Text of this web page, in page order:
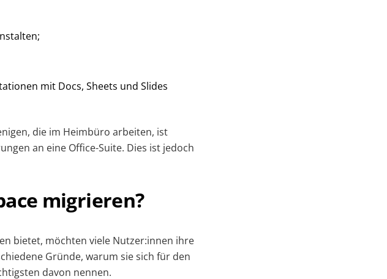
mit Docs, Sheets und Slides
die im Heimbüro arbeiten, ist
an eine Office-Suite. Dies ist jedoch
migrieren?
bietet, möchten viele Nutzer:innen ihre
Gründe, warum sie sich für den
davon nennen.